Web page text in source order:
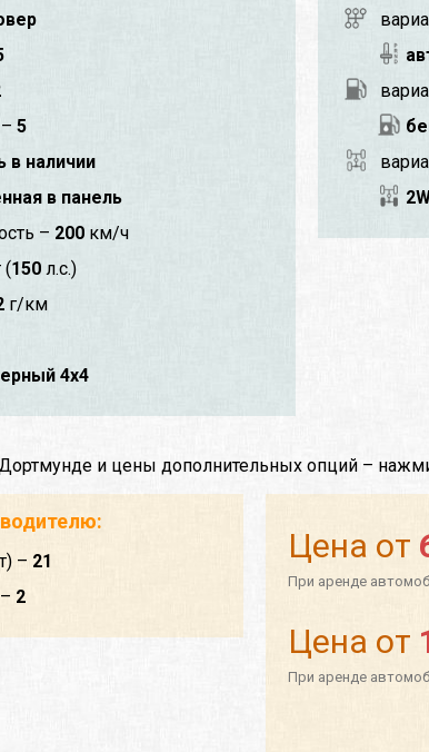
5
в наличии
в панель
– 200 км/ч
(150 л.с.)
г/км
4x4
и цены дополнительных опций –
– 21
2
Цена от
При аренде
Цена от
При аренде